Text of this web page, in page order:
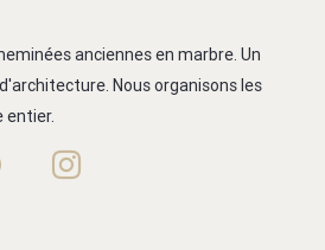
anciennes en marbre. Un
Nous organisons les
entier.